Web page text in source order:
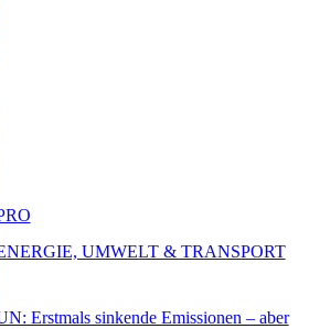
Erstmals sinkende Emissionen – aber
UMWELT & TRANSPORT